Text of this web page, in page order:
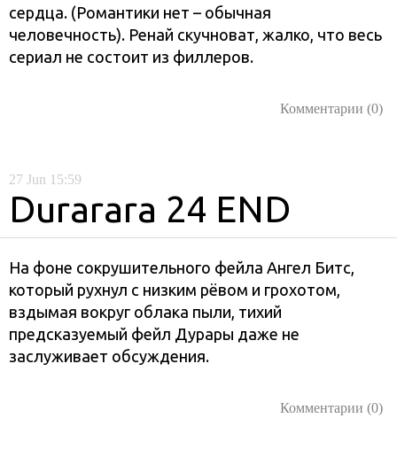
сердца. (Романтики нет – обычная
человечность). Ренай скучноват, жалко, что весь
сериал не состоит из филлеров.
Комментарии (0)
27 Jun 15:59
Durarara 24 END
На фоне сокрушительного фейла Ангел Битс,
который рухнул с низким рёвом и грохотом,
вздымая вокруг облака пыли, тихий
предсказуемый фейл Дурары даже не
заслуживает обсуждения.
Комментарии (0)